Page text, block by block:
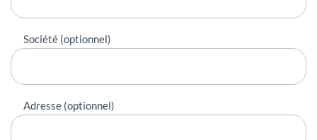
Société (optionnel)
Adresse (optionnel)